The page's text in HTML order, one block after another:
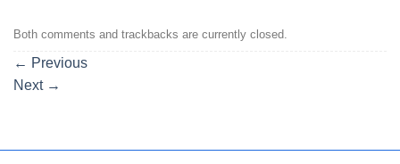
Both comments and trackbacks are currently closed.
← Previous
Next →